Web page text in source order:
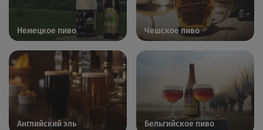
Немецкое пиво Чешское пиво
Английский эль Бельгийское пиво